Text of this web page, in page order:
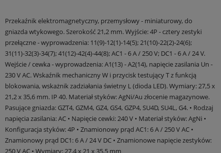
Przekaźnik elektromagnetyczny, przemysłowy - miniaturowy, do
gniazda wtykowego. Szerokość 21,2 mm. Wyjście: 4P - cztery zestyki
przełączne - wyprowadzenia: 11(9)-12(1)-14(5); 21(10)-22(2)-24(6);
31(11)-32(3)-34(7); 41(12)-42(4)-44(8); AC1 - 6 A / 250 V; DC1 - 6 A / 24 V.
Wejście / cewka - wyprowadzenia: A1(13) - A2(14), napięcie zasilania Un -
230 V AC. Wskaźnik mechaniczny W i przycisk testujący T z funkcją
blokowania, wskażnik zadziałania świetny L (dioda LED). Wymiary: 27,5 x
21,2 x 35,6 mm. IP 40. Materiał styków: AgNi/Au złocenie magazynowe.
Pasujące gniazda: GZT4, GZM4, GZ4, GS4, GZP4, SU4D, SU4L, G4. • Rodzaj
napięcia zasilania: AC • Napięcie cewki: 240 V • Materiał styków: AgNi •
Konfiguracja styków: 4P • Znamionowy prąd AC1: 6 A / 250 V AC •
Znamionowy prąd DC1: 6 A / 24 V DC • Znamionowe napięcie zestyków:
250 V AC • Wymiary: 27,4 x 21 x 35,5 mm